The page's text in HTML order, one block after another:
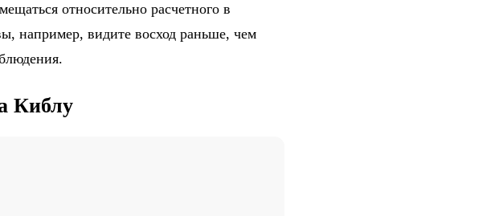
относительно расчетного в
например, видите восход раньше, чем
Киблу